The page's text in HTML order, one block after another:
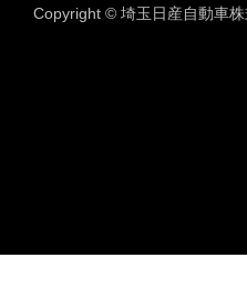
Copyright © 埼玉日産自動車